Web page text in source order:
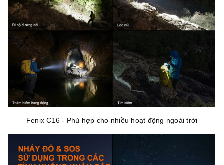
Fenix C16 - Phù hợp cho nhiều hoạt động ngoài trời